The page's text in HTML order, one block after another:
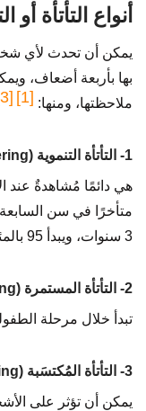
أنواع التأتأة أو
يمكن أن تحدث لأي
بها بأربعة أضعاف،
ملاحظتها، ومنها: [1]
[3]
1- التأتأة التنموية (Developmental stuttering)
هي دائمًا مُشاهدةٌ عند
متأخرًا في سن
3 سنوات، ويبدأ 95 بالمئة من الأطفال قبل سن الرابعة.
2- التأتأة المستمرة (Persistent stuttering)
تبدأ خلال مرحلة
3- التأتأة المُكتسَبة (Acquired stuttering)
يمكن أن تؤثر على